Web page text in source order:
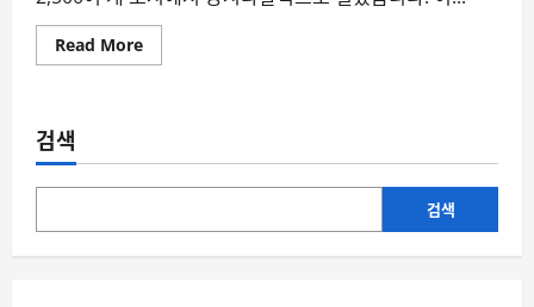
Read MoreRead
more
전
서
규
반
검색
검색